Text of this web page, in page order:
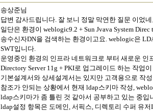
송상준님
답변 감사드립니다. 잘 보니 정말 막연한 질문 이었
일단은 환경이 weblogic9.2 + Sun Jvava System
송수신자DN을 검색하는 환경이고요. weblogic은
SWT입니다.
운영중인 환경의 인프라 네트워크로 부터 새로운 인
Directory Server 11g + PKI로 업그레이드 하는 작업
기본설계서와 상세설계서는 있지만 고객용으로 작
참조가 안되는 상황에서 현재 ldap스키마 작성,
ldap스키마가 좀 틀린 것 같아서 공부하고 있는 중입
ldap설정 항목은 도메인, 서픽스, 디렉토리 수퍼 유